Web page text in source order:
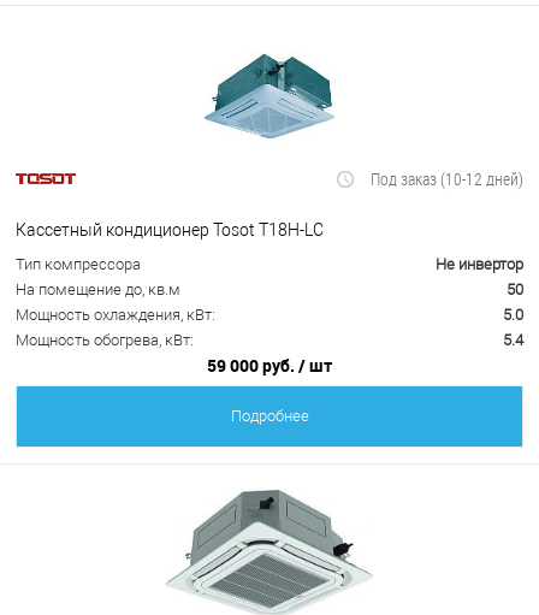
Под заказ (10-12 дней)
Кассетный кондиционер Tosot T18H-LC
Тип компрессора
Не инвертор
На помещение до, кв.м
50
Мощность охлаждения, кВт:
5.0
Мощность обогрева, кВт:
5.4
59 000 руб. / шт
Подробнее